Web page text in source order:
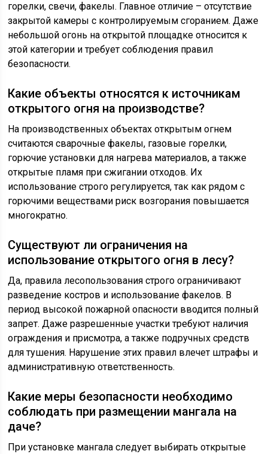
горелки, свечи, факелы. Главное отличие – отсутствие
закрытой камеры с контролируемым сгоранием. Даже
небольшой огонь на открытой площадке относится к
этой категории и требует соблюдения правил
безопасности.
Какие объекты относятся к источникам
открытого огня на производстве?
На производственных объектах открытым огнем
считаются сварочные факелы, газовые горелки,
горючие установки для нагрева материалов, а также
открытые пламя при сжигании отходов. Их
использование строго регулируется, так как рядом с
горючими веществами риск возгорания повышается
многократно.
Существуют ли ограничения на
использование открытого огня в лесу?
Да, правила лесопользования строго ограничивают
разведение костров и использование факелов. В
период высокой пожарной опасности вводится полный
запрет. Даже разрешенные участки требуют наличия
ограждения и присмотра, а также подручных средств
для тушения. Нарушение этих правил влечет штрафы и
административную ответственность.
Какие меры безопасности необходимо
соблюдать при размещении мангала на
даче?
При установке мангала следует выбирать открытые